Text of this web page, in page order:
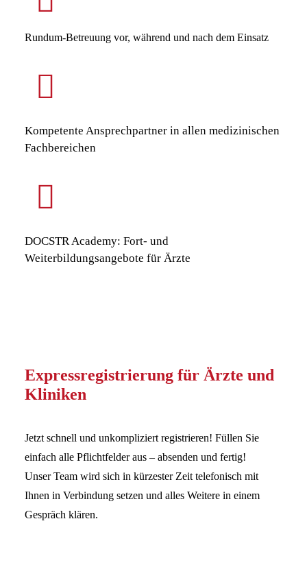
Rundum-Betreuung vor, während und nach dem Einsatz
Kompetente Ansprechpartner in allen medizinischen
Fachbereichen
DOCSTR Academy: Fort- und
Weiterbildungsangebote für Ärzte
Expressregistrierung für Ärzte und
Kliniken
Jetzt schnell und unkompliziert registrieren! Füllen Sie
einfach alle Pflichtfelder aus – absenden und fertig!
Unser Team wird sich in kürzester Zeit telefonisch mit
Ihnen in Verbindung setzen und alles Weitere in einem
Gespräch klären.